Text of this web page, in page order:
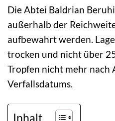
Die Abtei Baldrian
außerhalb der
aufbewahrt werden.
trocken und nicht über
Tropfen nicht mehr nach
Verfallsdatums.
Inhalt